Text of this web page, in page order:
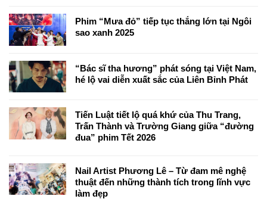
Phim “Mưa đỏ” tiếp tục thắng lớn tại Ngôi
sao xanh 2025
“Bác sĩ tha hương” phát sóng tại Việt Nam,
hé lộ vai diễn xuất sắc của Liên Bỉnh Phát
Tiến Luật tiết lộ quá khứ của Thu Trang,
Trấn Thành và Trường Giang giữa “đường
đua” phim Tết 2026
Nail Artist Phương Lê – Từ đam mê nghệ
thuật đến những thành tích trong lĩnh vực
làm đẹp